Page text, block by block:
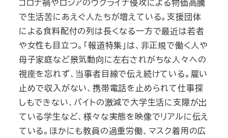
で生活苦にあえぐ人たちが増えている。支援団体
による食料配付の列は長くなる一方で最近は若者
や女性も目立つ。「報道特集」は、非正規で働く人や
母子家庭など景気動向に左右されがちな人々への
視座を忘れず、当事者目線で伝え続けている。雇い
止めで収入がない、携帯電話を止められて仕事探
しもできない、バイトの激減で大学生活に支障が出
ている学生など、様々な実態を映像でリアルに伝え
ている。ほかにも教員の過重労働、マスク着用の広